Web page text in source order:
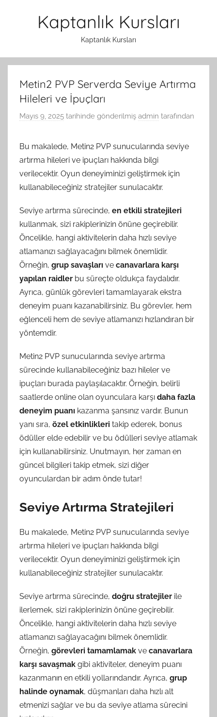
Kaptanlık Kursları
Kaptanlık Kursları
Metin2 PVP Serverda Seviye Artırma
Hileleri ve İpuçları
Mayıs 9, 2025 tarihinde gönderilmiş admin tarafından
Bu makalede, Metin2 PVP sunucularında seviye
artırma hileleri ve ipuçları hakkında bilgi
verilecektir. Oyun deneyiminizi geliştirmek için
kullanabileceğiniz stratejiler sunulacaktır.
Seviye artırma sürecinde, en etkili stratejileri
kullanmak, sizi rakiplerinizin önüne geçirebilir.
Öncelikle, hangi aktivitelerin daha hızlı seviye
atlamanızı sağlayacağını bilmek önemlidir.
Örneğin, grup savaşları ve canavarlara karşı
yapılan raidler bu süreçte oldukça faydalıdır.
Ayrıca, günlük görevleri tamamlayarak ekstra
deneyim puanı kazanabilirsiniz. Bu görevler, hem
eğlenceli hem de seviye atlamanızı hızlandıran bir
yöntemdir.
Metin2 PVP sunucularında seviye artırma
sürecinde kullanabileceğiniz bazı hileler ve
ipuçları burada paylaşılacaktır. Örneğin, belirli
saatlerde online olan oyunculara karşı daha fazla
deneyim puanı kazanma şansınız vardır. Bunun
yanı sıra, özel etkinlikleri takip ederek, bonus
ödüller elde edebilir ve bu ödülleri seviye atlamak
için kullanabilirsiniz. Unutmayın, her zaman en
güncel bilgileri takip etmek, sizi diğer
oyunculardan bir adım önde tutar!
Seviye Artırma Stratejileri
Bu makalede, Metin2 PVP sunucularında seviye
artırma hileleri ve ipuçları hakkında bilgi
verilecektir. Oyun deneyiminizi geliştirmek için
kullanabileceğiniz stratejiler sunulacaktır.
Seviye artırma sürecinde, doğru stratejiler ile
ilerlemek, sizi rakiplerinizin önüne geçirebilir.
Öncelikle, hangi aktivitelerin daha hızlı seviye
atlamanızı sağlayacağını bilmek önemlidir.
Örneğin, görevleri tamamlamak ve canavarlara
karşı savaşmak gibi aktiviteler, deneyim puanı
kazanmanın en etkili yollarındandır. Ayrıca, grup
halinde oynamak, düşmanları daha hızlı alt
etmenizi sağlar ve bu da seviye atlama sürecini